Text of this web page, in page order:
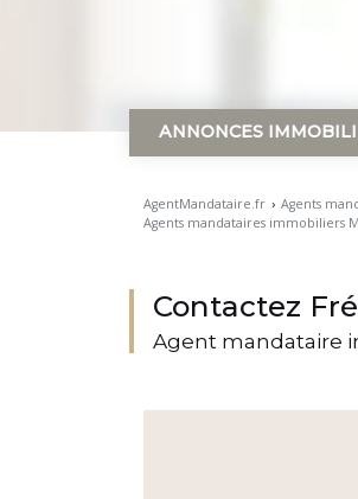
ANNONCES
AgentMandataire.fr › Agents
Agents mandataires immobiliers
Contactez
Agent mandataire